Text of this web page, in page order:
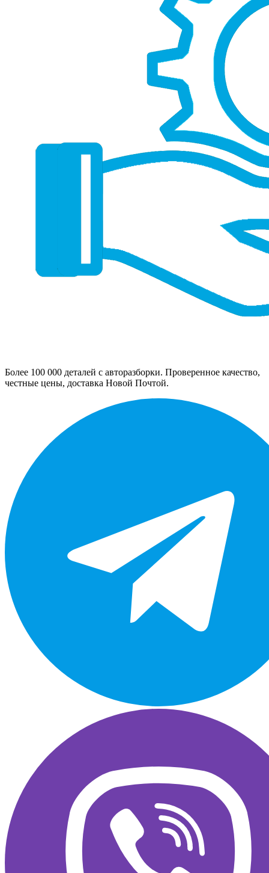
Более 100 000 деталей с авторазборки. Проверенное качество,
честные цены, доставка Новой Почтой.